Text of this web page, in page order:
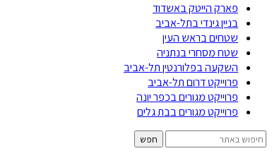
פארק הייטק באשדוד
בניין גינדי בתל-אביב
שטחים בראש העין
שטח מסחרי בנתניה
השקעה בפלורנטין תל-אביב
פרוייקט דרום תל-אביב
פרוייקט מגורים בכפר יונה
פרוייקט מגורים בבת גלים